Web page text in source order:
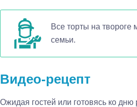
Все торты на твороге
семьи.
Видео-рецепт
Ожидая гостей или готовясь ко